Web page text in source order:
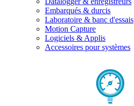
Embarqués & durcis
Laboratoire & banc d'essais
Motion Capture
Logiciels & Applis
Accessoires pour systèmes